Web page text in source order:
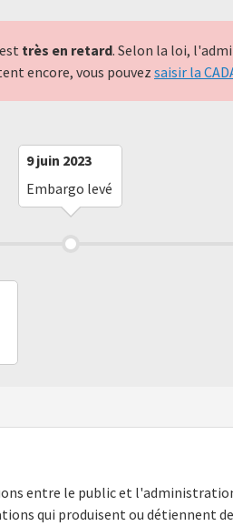
très en retard. Selon la loi,
encore, vous pouvez saisir la
9 juin 2023
Embargo levé
entre le public et
qui produisent ou détiennent